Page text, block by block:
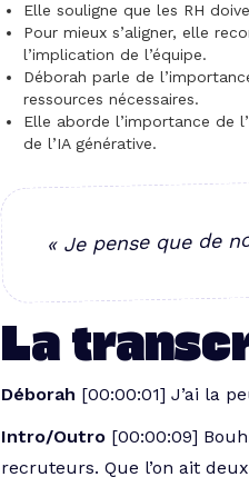
Elle souligne que les RH
Pour mieux s’aligner, elle
l’implication de l’équipe.
Déborah parle de
ressources nécessaires.
Elle aborde l’importance de
de l’IA générative.
« Je pense que de
La
Déborah [00:00:01] J’ai la
Intro/Outro [00:00:09]
recruteurs. Que l’on ait